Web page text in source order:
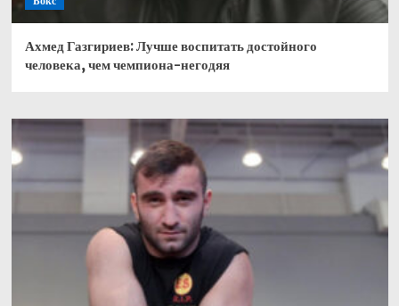
Ахмед Газгириев: Лучше воспитать достойного
человека, чем чемпиона-негодяя